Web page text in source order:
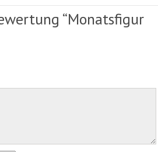
“Monatsfigur